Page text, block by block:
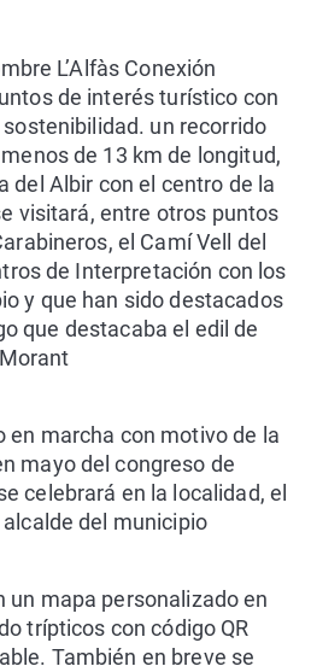
L’Alfàs Conexión
de interés turístico con
un recorrido
de 13 km de longitud,
del Albir con el centro de la
visitará, entre otros puntos
el Camí Vell del
de Interpretación con los
y que han sido destacados
que destacaba el edil de
en marcha con motivo de la
mayo del congreso de
celebrará en la localidad, el
del municipio
un mapa personalizado en
trípticos con código QR
También en breve se